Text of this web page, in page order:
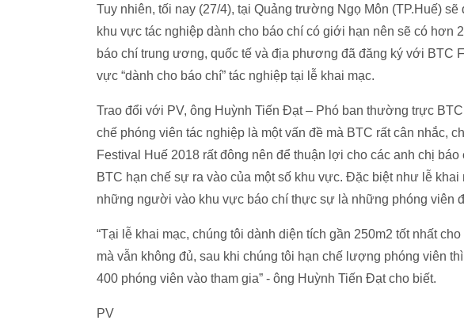
Tuy nhiên, tối nay (27/4), tại Quảng trường Ngọ Môn (TP.Huế)
khu vực tác nghiệp dành cho báo chí có giới hạn nên sẽ có hơn
báo chí trung ương, quốc tế và địa phương đã đăng ký với BTC
vực “dành cho báo chí” tác nghiệp tại lễ khai mạc.
Trao đổi với PV, ông Huỳnh Tiến Đạt – Phó ban thường trực
chế phóng viên tác nghiệp là một vấn đề mà BTC rất cân nhắc,
Festival Huế 2018 rất đông nên để thuận lợi cho các anh chị
BTC hạn chế sự ra vào của một số khu vực. Đặc biệt như lễ
những người vào khu vực báo chí thực sự là những phóng viên
“Tại lễ khai mạc, chúng tôi dành diện tích gần 250m2 tốt nhất
mà vẫn không đủ, sau khi chúng tôi hạn chế lượng phóng viên
400 phóng viên vào tham gia” - ông Huỳnh Tiến Đạt cho biết.
PV